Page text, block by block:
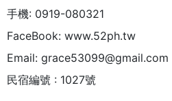
手機: 0919-080321
FaceBook: www.52ph.tw
Email: grace53099@gmail.com
民宿編號 : 1027號